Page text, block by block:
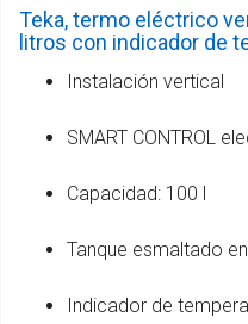
Teka, termo eléctrico
litros con indicador de
Instalación vertical
SMART CONTROL
Capacidad: 100 l
Tanque esmaltado
Indicador de